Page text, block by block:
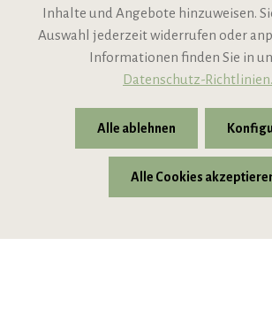
Support
* Alle Preise inkl. gesetzl. Mehrwertsteuer
Inhalte und Angebote hinzuweisen.
Auswahl jederzeit widerrufen oder
Informationen finden Sie in
Datenschutz-Richtlinien.
Alle ablehnen
Alle Cookies